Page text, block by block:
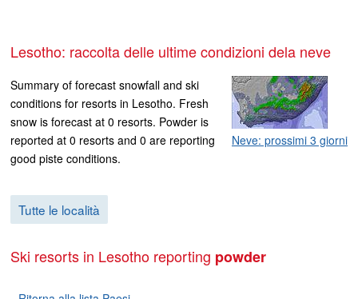
Lesotho: raccolta delle ultime condizioni dela neve
Neve: prossimi 3 giorni
Summary of forecast snowfall and ski
conditions for resorts in Lesotho. Fresh
snow is forecast at 0 resorts. Powder is
reported at 0 resorts and 0 are reporting
good piste conditions.
Tutte le località
Ski resorts in Lesotho reporting powder